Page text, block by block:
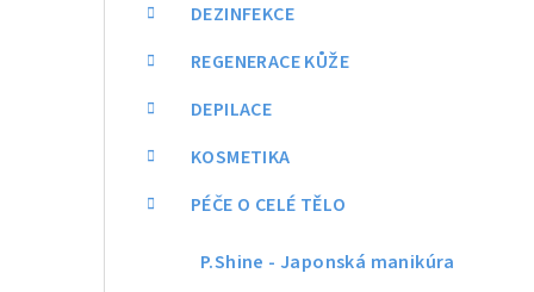
DEZINFEKCE
REGENERACE KŮŽE
DEPILACE
KOSMETIKA
PÉČE O CELÉ TĚLO
P.Shine - Japonská manikúra